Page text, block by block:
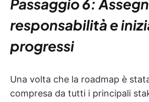
Passaggio 6:
responsabilità e
progressi
Una volta che la roadmap è
compresa da tutti i principali